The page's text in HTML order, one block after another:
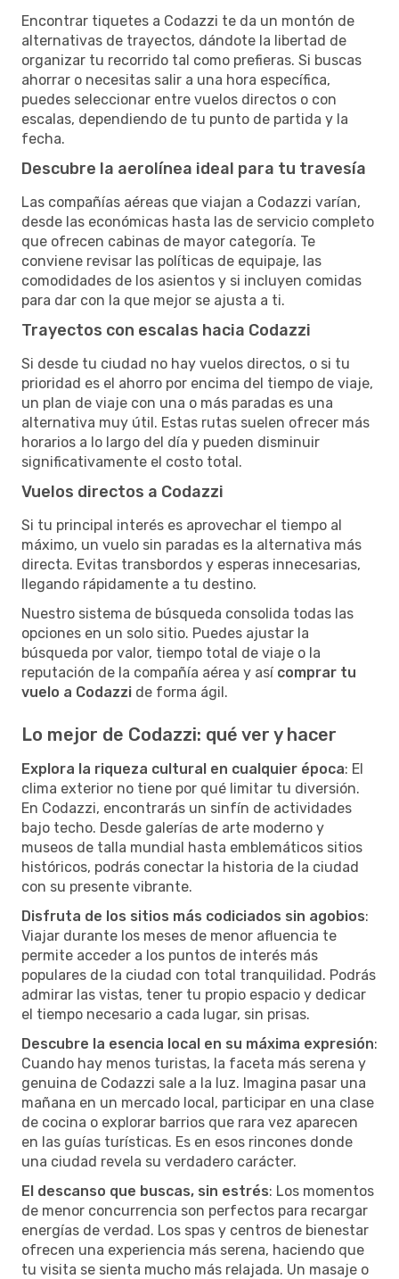
Encontrar tiquetes a Codazzi te da un montón de
alternativas de trayectos, dándote la libertad de
organizar tu recorrido tal como prefieras. Si buscas
ahorrar o necesitas salir a una hora específica,
puedes seleccionar entre vuelos directos o con
escalas, dependiendo de tu punto de partida y la
fecha.
Descubre la aerolínea ideal para tu travesía
Las compañías aéreas que viajan a Codazzi varían,
desde las económicas hasta las de servicio completo
que ofrecen cabinas de mayor categoría. Te
conviene revisar las políticas de equipaje, las
comodidades de los asientos y si incluyen comidas
para dar con la que mejor se ajusta a ti.
Trayectos con escalas hacia Codazzi
Si desde tu ciudad no hay vuelos directos, o si tu
prioridad es el ahorro por encima del tiempo de viaje,
un plan de viaje con una o más paradas es una
alternativa muy útil. Estas rutas suelen ofrecer más
horarios a lo largo del día y pueden disminuir
significativamente el costo total.
Vuelos directos a Codazzi
Si tu principal interés es aprovechar el tiempo al
máximo, un vuelo sin paradas es la alternativa más
directa. Evitas transbordos y esperas innecesarias,
llegando rápidamente a tu destino.
Nuestro sistema de búsqueda consolida todas las
opciones en un solo sitio. Puedes ajustar la
búsqueda por valor, tiempo total de viaje o la
reputación de la compañía aérea y así comprar tu
vuelo a Codazzi de forma ágil.
Lo mejor de Codazzi: qué ver y hacer
Explora la riqueza cultural en cualquier época: El
clima exterior no tiene por qué limitar tu diversión.
En Codazzi, encontrarás un sinfín de actividades
bajo techo. Desde galerías de arte moderno y
museos de talla mundial hasta emblemáticos sitios
históricos, podrás conectar la historia de la ciudad
con su presente vibrante.
Disfruta de los sitios más codiciados sin agobios:
Viajar durante los meses de menor afluencia te
permite acceder a los puntos de interés más
populares de la ciudad con total tranquilidad. Podrás
admirar las vistas, tener tu propio espacio y dedicar
el tiempo necesario a cada lugar, sin prisas.
Descubre la esencia local en su máxima expresión:
Cuando hay menos turistas, la faceta más serena y
genuina de Codazzi sale a la luz. Imagina pasar una
mañana en un mercado local, participar en una clase
de cocina o explorar barrios que rara vez aparecen
en las guías turísticas. Es en esos rincones donde
una ciudad revela su verdadero carácter.
El descanso que buscas, sin estrés: Los momentos
de menor concurrencia son perfectos para recargar
energías de verdad. Los spas y centros de bienestar
ofrecen una experiencia más serena, haciendo que
tu visita se sienta mucho más relajada. Un masaje o